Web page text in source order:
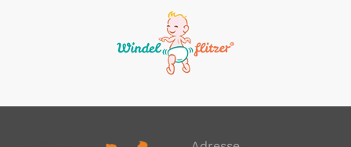
Preisverleihung in Berlin aufgrund von
Terminüberschneidungen nicht teilnehmen. Der
Abend in der Bertelsmannrepräsentanz in Berlin
"Unter den Linden" ist immer ein Erlebnis.
Bewertungsmodus: